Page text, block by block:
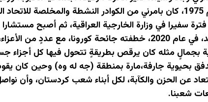
تأسيس الاتحاد الوطني الكردستاني عام 1975، كان بامرني من الكوادر
في بغداد عام 2003، عمل فترة سفيرا في وزارة الخارجية العراقية،
به في عالم الخلود
بجمالٍ مثله كان يرقص بطريقةٍ تتحول فيها كل أجزاء
بحيوية جارفة،مارة بمنطقة (جه له وه) وحين كان
عن الحزن والكآبة، لكل أبناء شعب كردستان، وأن
شعبنا.